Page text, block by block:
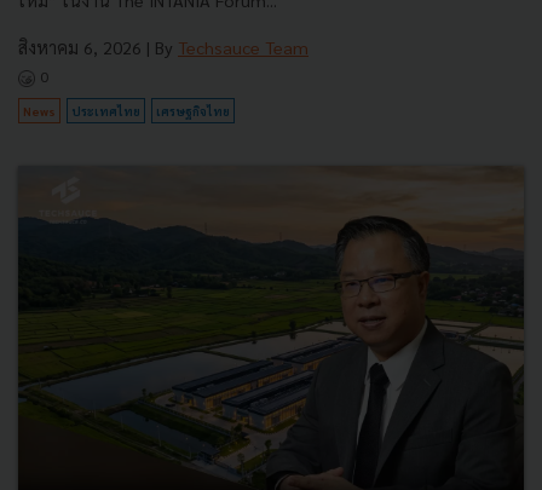
สิงหาคม 6, 2026 | By Techsauce Team
0
News ประเทศไทย เศรษฐกิจไทย